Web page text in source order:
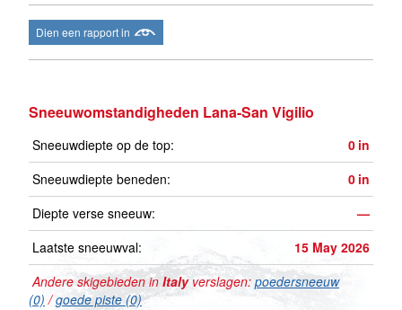
Dien een rapport in
Sneeuwomstandigheden Lana-San Vigilio
Sneeuwdiepte op de top: 0 in
Sneeuwdiepte beneden:
0 in
Diepte verse sneeuw:
—
Laatste sneeuwval:
15 May 2026
Andere skigebieden in Italyverslagen: poedersneeuw
(0) /goede piste (0)